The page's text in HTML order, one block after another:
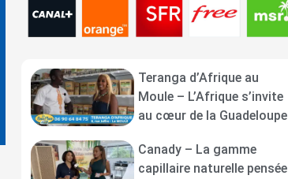
Teranga d’Afrique au
Moule – L’Afrique s’invite
au cœur de la Guadeloupe
Canady – La gamme
capillaire naturelle pensée